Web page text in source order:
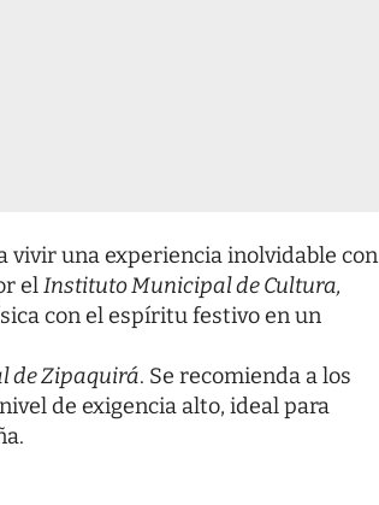
vivir una experiencia inolvidable con
elInstituto Municipal de Cultura,
con el espíritu festivo en un
de Zipaquirá. Se recomienda a los
de exigencia alto, ideal para